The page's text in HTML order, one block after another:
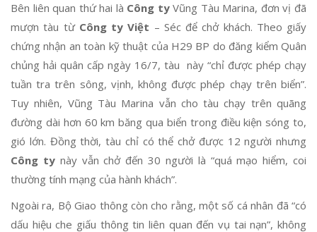
Bên liên quan thứ hai là Công tyVũng Tàu Marina, đơn vị đã
mượn tàu từ Công ty Việt – Séc để chở khách. Theo giấy
chứng nhận an toàn kỹ thuật của H29 BP do đăng kiểm Quân
chủng hải quân cấp ngày 16/7, tàu này “chỉ được phép chạy
tuần tra trên sông, vịnh, không được phép chạy trên biển”.
Tuy nhiên, Vũng Tàu Marina vẫn cho tàu chạy trên quãng
đường dài hơn 60 km băng qua biển trong điều kiện sóng to,
gió lớn. Đồng thời, tàu chỉ có thể chở được 12 người nhưng
Công tynày vẫn chở đến 30 người là “quá mạo hiểm, coi
thường tính mạng của hành khách”.
Ngoài ra, Bộ Giao thông còn cho rằng, một số cá nhân đã “có
dấu hiệu che giấu thông tin liên quan đến vụ tai nạn”, không